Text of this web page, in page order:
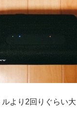
より2回りぐらい